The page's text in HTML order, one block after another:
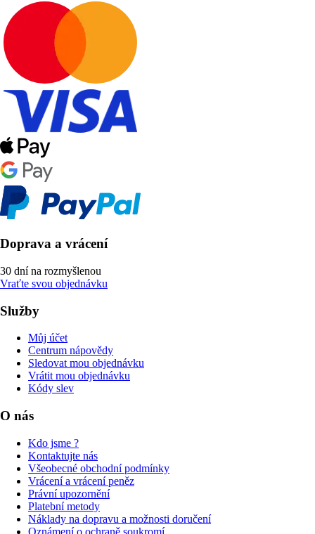
Doprava a vrácení
30 dní na rozmyšlenou
Vraťte svou objednávku
Služby
Můj účet
Centrum nápovědy
Sledovat mou objednávku
Vrátit mou objednávku
Kódy slev
O nás
Kdo jsme ?
Kontaktujte nás
Všeobecné obchodní podmínky
Vrácení a vrácení peněz
Právní upozornění
Platební metody
Náklady na dopravu a možnosti doručení
Oznámení o ochraně soukromí